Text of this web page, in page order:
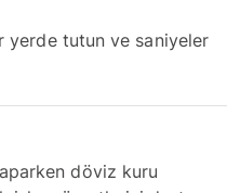
yerde tutun ve saniyeler
döviz kuru